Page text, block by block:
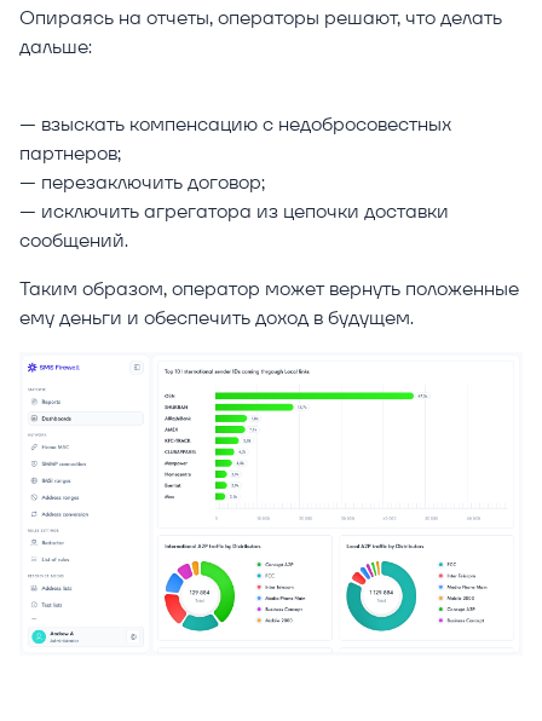
Опираясь на отчеты, операторы решают, что делать
дальше:
— взыскать компенсацию с недобросовестных
партнеров;
— перезаключить договор;
— исключить агрегатора из цепочки доставки
сообщений.
Таким образом, оператор может вернуть положенные
ему деньги и обеспечить доход в будущем.